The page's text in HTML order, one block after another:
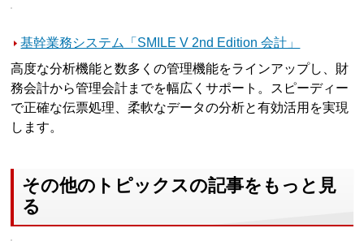
基幹業務システム「SMILE V 2nd Edition 会計」
高度な分析機能と数多くの管理機能をラインアップし、財
務会計から管理会計までを幅広くサポート。スピーディー
で正確な伝票処理、柔軟なデータの分析と有効活用を実現
します。
その他のトピックスの記事をもっと見
る